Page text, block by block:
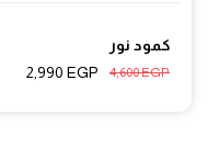
كمود نور
4,600EGP
2,990 EGP